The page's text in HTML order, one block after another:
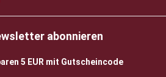
abonnieren
5 EUR mit Gutscheincode